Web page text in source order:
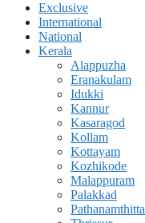
Exclusive
International
National
Kerala
Alappuzha
Eranakulam
Idukki
Kannur
Kasaragod
Kollam
Kottayam
Kozhikode
Malappuram
Palakkad
Pathanamthitta